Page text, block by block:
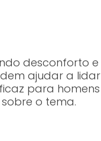
desconforto e
ajudar a lidar
para homens
o tema.